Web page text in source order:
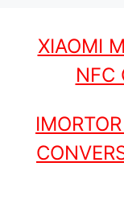
XIAOMI
NFC